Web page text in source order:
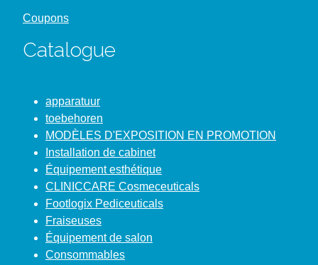
Coupons
Catalogue
apparatuur
toebehoren
MODÈLES D'EXPOSITION EN PROMOTION
Installation de cabinet
Équipement esthétique
CLINICCARE Cosmeceuticals
Footlogix Pediceuticals
Fraiseuses
Équipement de salon
Consommables